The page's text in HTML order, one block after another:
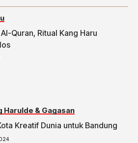
Laporkan Dugaan Money
Segini Nominalnya,
2024/11/30/2-
laporkan-dugaan-money-
Quran, Ritual Kang Haru
HaruIde & Gagasan
Kreatif Dunia untuk Bandung